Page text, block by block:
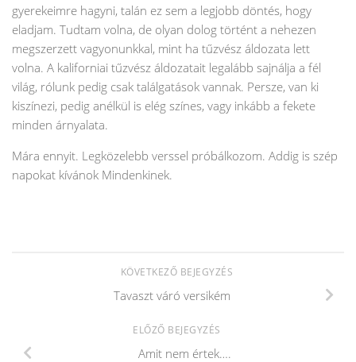
gyerekeimre hagyni, talán ez sem a legjobb döntés, hogy
eladjam. Tudtam volna, de olyan dolog történt a nehezen
megszerzett vagyonunkkal, mint ha tűzvész áldozata lett
volna. A kaliforniai tűzvész áldozatait legalább sajnálja a fél
világ, rólunk pedig csak találgatások vannak. Persze, van ki
kiszínezi, pedig anélkül is elég színes, vagy inkább a fekete
minden árnyalata.
Mára ennyit. Legközelebb verssel próbálkozom. Addig is szép
napokat kívánok Mindenkinek.
KÖVETKEZŐ BEJEGYZÉS
Tavaszt váró versikém
ELŐZŐ BEJEGYZÉS
Amit nem értek….